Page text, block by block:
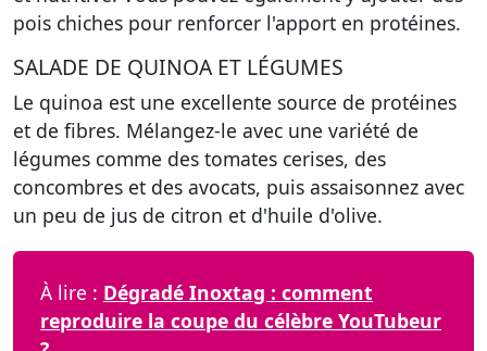
pois chiches pour renforcer l'apport en protéines.
SALADE DE QUINOA ET LÉGUMES
Le quinoa est une excellente source de protéines
et de fibres. Mélangez-le avec une variété de
légumes comme des tomates cerises, des
concombres et des avocats, puis assaisonnez avec
un peu de jus de citron et d'huile d'olive.
À lire : Dégradé Inoxtag : comment
reproduire la coupe du célèbre YouTubeur